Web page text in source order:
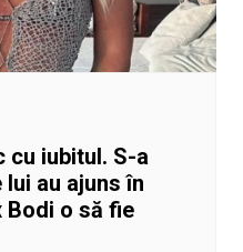
cu iubitul. S-a
au ajuns în
Bodi o să fie